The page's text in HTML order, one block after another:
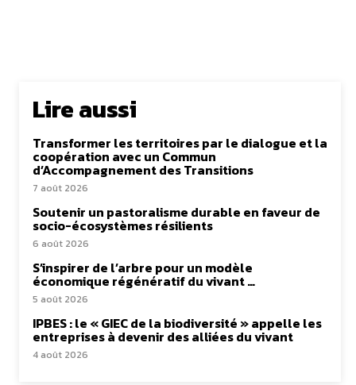
Lire aussi
Transformer les territoires par le dialogue et la
coopération avec un Commun
d’Accompagnement des Transitions
7 août 2026
Soutenir un pastoralisme durable en faveur de
socio-écosystèmes résilients
6 août 2026
S’inspirer de l’arbre pour un modèle
économique régénératif du vivant …
5 août 2026
IPBES : le « GIEC de la biodiversité » appelle les
entreprises à devenir des alliées du vivant
4 août 2026